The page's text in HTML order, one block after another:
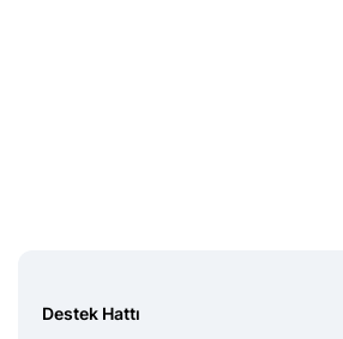
Destek Hattı